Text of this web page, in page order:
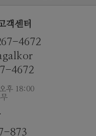
객센터
4672
4672
후 18:00
873